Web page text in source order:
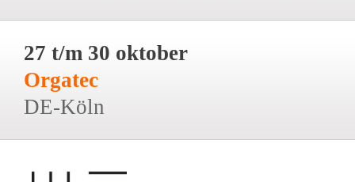
27 t/m 30 oktober
Orgatec
DE-Köln